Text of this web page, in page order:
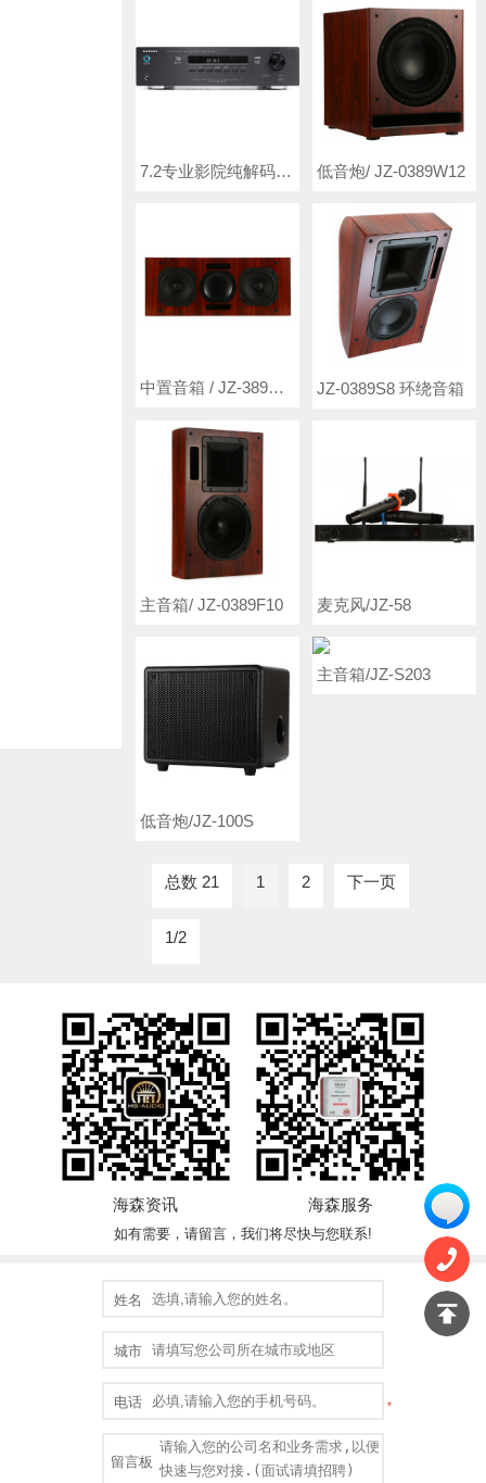
7.2专业影院纯解码器/JZ-038S 低音炮/ JZ-0389W12
中置音箱 / JZ-389C26 JZ-0389S8 环绕音箱
主音箱/ JZ-0389F10 麦克风/JZ-58
低音炮/JZ-100S
主音箱/JZ-S203
总数 21 1 2 下一页
1/2
海森资讯 海森服务
如有需要，请留言，我们将尽快与您联系!